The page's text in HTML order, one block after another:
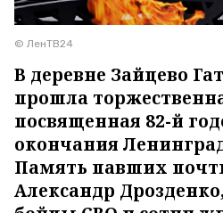
© ЛенТВ24
В деревне Зайцево
прошла
посвященная 82-й
окончания
Память павших
Александр